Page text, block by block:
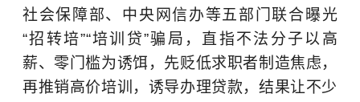
社会保障部、中央网信办等五部门联合曝光
“招转培”“培训贷”骗局，直指不法分子以高
薪、零门槛为诱饵，先贬低求职者制造焦虑，
再推销高价培训，诱导办理贷款，结果让不少